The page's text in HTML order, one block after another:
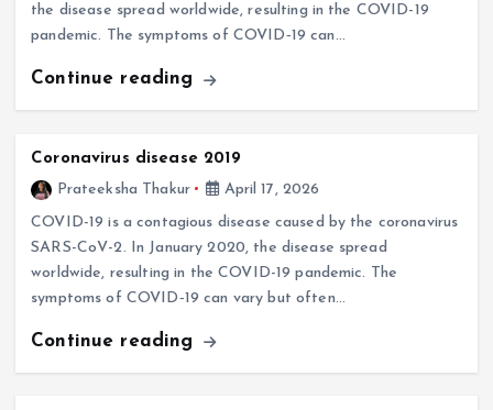
the disease spread worldwide, resulting in the COVID-19
pandemic. The symptoms of COVID‑19 can…
Continue reading
Coronavirus disease 2019
Prateeksha Thakur
April 17, 2026
COVID-19 is a contagious disease caused by the coronavirus
SARS-CoV-2. In January 2020, the disease spread
worldwide, resulting in the COVID-19 pandemic. The
symptoms of COVID‑19 can vary but often…
Continue reading